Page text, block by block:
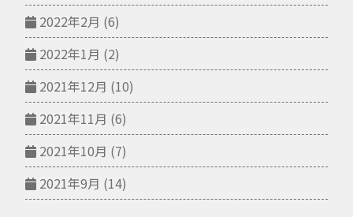
2022年2月 (6)
2022年1月 (2)
2021年12月 (10)
2021年11月 (6)
2021年10月 (7)
2021年9月 (14)